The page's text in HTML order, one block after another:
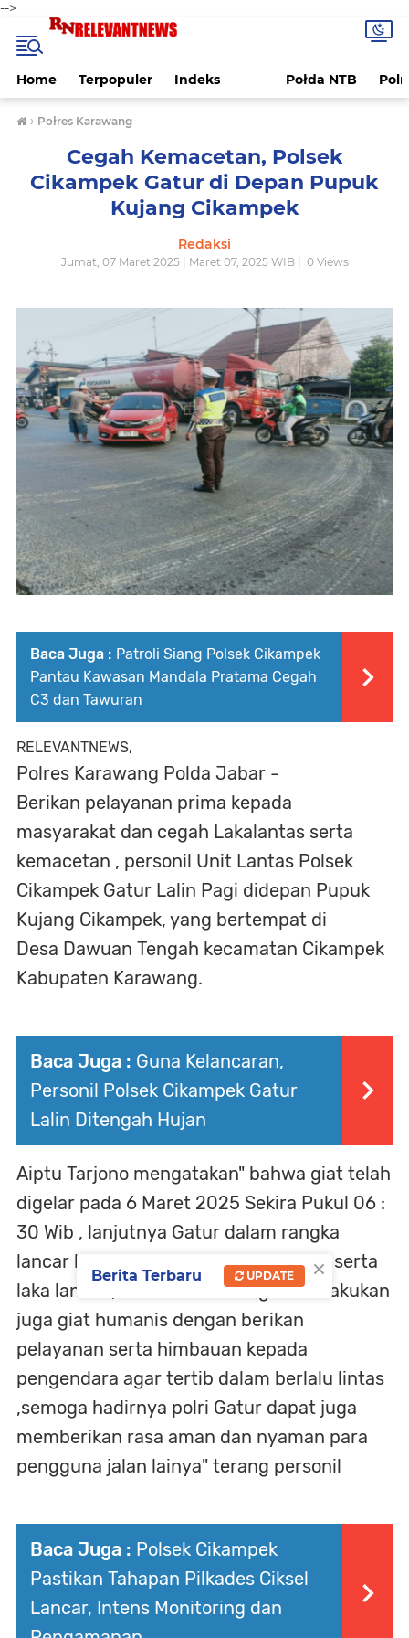
-->
Home Terpopuler Indeks Połda NTB
› Połres Karawang
Cegah Kemacetan, Polsek
Cikampek Gatur di Depan Pupuk
Kujang Cikampek
Redaksi
Jumat, 07 Maret 2025 | Maret 07, 2025 WIB | 0Views
Baca Juga : Patroli Siang Polsek Cikampek
Pantau Kawasan Mandala Pratama Cegah
C3 dan Tawuran
RELEVANTNEWS,
Polres Karawang Polda Jabar -
Berikan pelayanan prima kepada
masyarakat dan cegah Lakalantas serta
kemacetan , personil Unit Lantas Polsek
Cikampek Gatur Lalin Pagi didepan Pupuk
Kujang Cikampek, yang bertempat di
Desa Dawuan Tengah kecamatan Cikampek
Kabupaten Karawang.
Baca Juga : Guna Kelancaran,
Personil Polsek Cikampek Gatur
Lalin Ditengah Hujan
Aiptu Tarjono mengatakan" bahwa giat telah
digelar pada 6 Maret 2025 Sekira Pukul 06 :
30 Wib , lanjutnya Gatur dalam rangka
lancar lalin dan antisipasi kemacetan serta
laka lantas , selain itu dalam gatur dilakukan
juga giat humanis dengan berikan
pelayanan serta himbauan kepada
pengendara agar tertib dalam berlalu lintas
,semoga hadirnya polri Gatur dapat juga
memberikan rasa aman dan nyaman para
pengguna jalan lainya" terang personil
Baca Juga : Polsek Cikampek
Pastikan Tahapan Pilkades Ciksel
Lancar, Intens Monitoring dan
×
Berita Terbaru UPDATE